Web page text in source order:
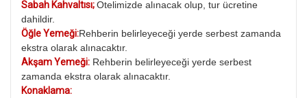
Sabah Kahvaltısı;Otelimizde alınacak olup, tur ücretine
dahildir.
Öğle Yemeği:Rehberin belirleyeceği yerde serbest zamanda
ekstra olarak alınacaktır.
Akşam Yemeği: Rehberin belirleyeceği yerde serbest
zamanda ekstra olarak alınacaktır.
Konaklama: